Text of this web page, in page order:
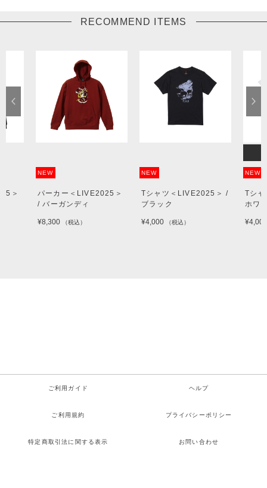
RECOMMEND ITEMS
＞
NEW
パーカー＜LIVE2025＞
/ バーガンディ
¥8,300 （税込）
NEW
Tシャツ＜LIVE2025＞ /
ブラック
¥4,000 （税込）
NEW
Tシ
ホワ
¥4,000
ご利用ガイド ヘルプ
ご利用規約 プライバシーポリシー
特定商取引法に関する表示 お問い合わせ